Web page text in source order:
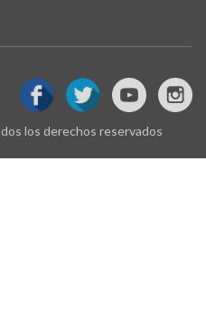
los derechos reservados